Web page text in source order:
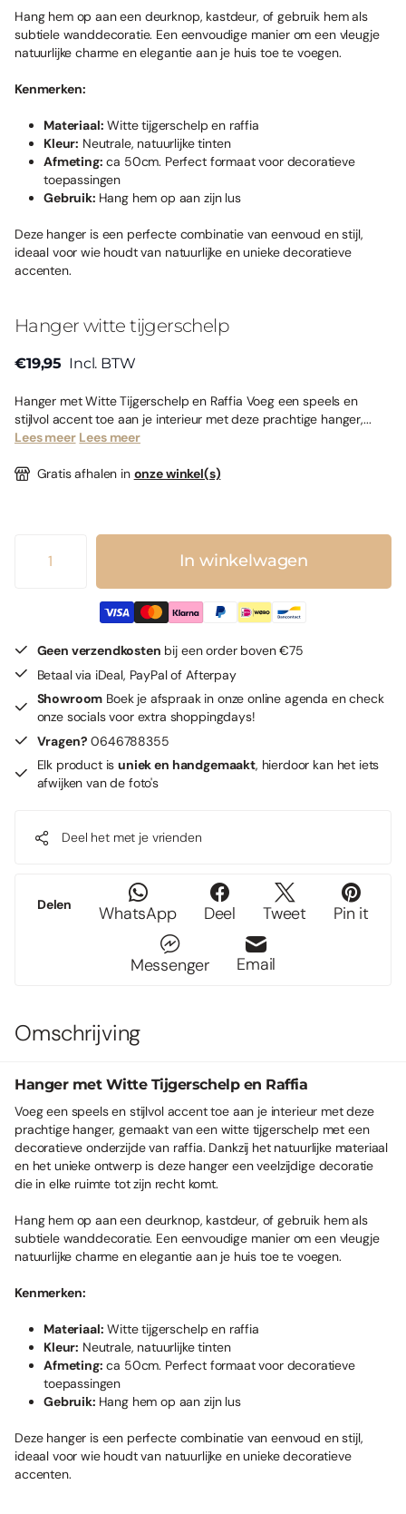
Hang hem op aan een deurknop, kastdeur, of gebruik hem als
subtiele wanddecoratie. Een eenvoudige manier om een vleugje
natuurlijke charme en elegantie aan je huis toe te voegen.
Kenmerken:
Materiaal: Witte tijgerschelp en raffia
Kleur: Neutrale, natuurlijke tinten
Afmeting: ca 50cm. Perfect formaat voor decoratieve
toepassingen
Gebruik: Hang hem op aan zijn lus
Deze hanger is een perfecte combinatie van eenvoud en stijl,
ideaal voor wie houdt van natuurlijke en unieke decoratieve
accenten.
Hanger witte tijgerschelp
€19,95 Incl. BTW
Hanger met Witte Tijgerschelp en Raffia Voeg een speels en
stijlvol accent toe aan je interieur met deze prachtige hanger,...
Lees meer Lees meer
Gratis afhalen in onze winkel(s)
In winkelwagen
Geen verzendkosten bij een order boven €75
Betaal via iDeal, PayPal of Afterpay
Showroom Boek je afspraak in onze online agenda en check
onze socials voor extra shoppingdays!
Vragen? 0646788355
Elk product isuniek en handgemaakt, hierdoor kan het iets
afwijken van de foto's
Deel het met je vrienden
Delen WhatsApp Deel Tweet Pin it
Messenger Email
Omschrijving
Hanger met Witte Tijgerschelp en Raffia
Voeg een speels en stijlvol accent toe aan je interieur met deze
prachtige hanger, gemaakt van een witte tijgerschelp met een
decoratieve onderzijde van raffia. Dankzij het natuurlijke materiaal
en het unieke ontwerp is deze hanger een veelzijdige decoratie
die in elke ruimte tot zijn recht komt.
Hang hem op aan een deurknop, kastdeur, of gebruik hem als
subtiele wanddecoratie. Een eenvoudige manier om een vleugje
natuurlijke charme en elegantie aan je huis toe te voegen.
Kenmerken:
Materiaal: Witte tijgerschelp en raffia
Kleur: Neutrale, natuurlijke tinten
Afmeting: ca 50cm. Perfect formaat voor decoratieve
toepassingen
Gebruik: Hang hem op aan zijn lus
Deze hanger is een perfecte combinatie van eenvoud en stijl,
ideaal voor wie houdt van natuurlijke en unieke decoratieve
accenten.